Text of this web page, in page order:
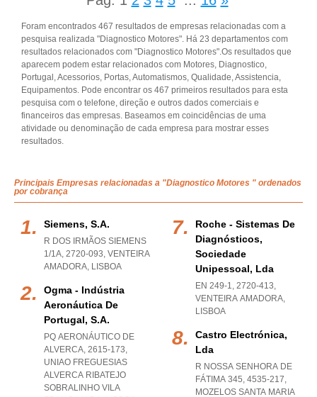
Foram encontrados 467 resultados de empresas relacionadas com a
pesquisa realizada "Diagnostico Motores". Há 23 departamentos com
resultados relacionados com "Diagnostico Motores".Os resultados que
aparecem podem estar relacionados com Motores, Diagnostico,
Portugal, Acessorios, Portas, Automatismos, Qualidade, Assistencia,
Equipamentos. Pode encontrar os 467 primeiros resultados para esta
pesquisa com o telefone, direção e outros dados comerciais e
financeiros das empresas. Baseamos em coincidências de uma
atividade ou denominação de cada empresa para mostrar esses
resultados.
Principais Empresas relacionadas a "Diagnostico Motores " ordenados
por cobrança
Siemens, S.a.
R DOS IRMÃOS SIEMENS
1/1A, 2720-093, VENTEIRA
AMADORA, LISBOA
Ogma - Indústria
Aeronáutica De
Portugal, S.a.
PQ AERONÁUTICO DE
ALVERCA, 2615-173,
UNIAO FREGUESIAS
ALVERCA RIBATEJO
SOBRALINHO VILA
Roche - Sistemas De
Diagnósticos,
Sociedade
Unipessoal, Lda
EN 249-1, 2720-413,
VENTEIRA AMADORA,
LISBOA
Castro Electrónica,
Lda
R NOSSA SENHORA DE
FÁTIMA 345, 4535-217,
MOZELOS SANTA MARIA